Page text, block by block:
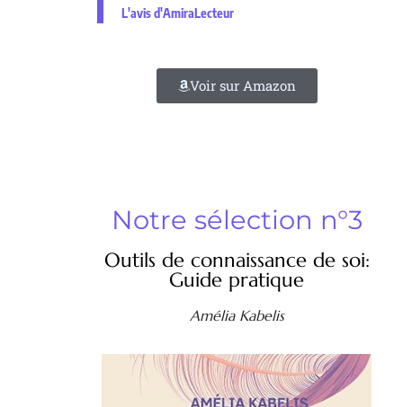
L'avis d'AmiraLecteur
Voir sur Amazon
Notre sélection n°3
Outils de connaissance de soi:
Guide pratique
Amélia Kabelis